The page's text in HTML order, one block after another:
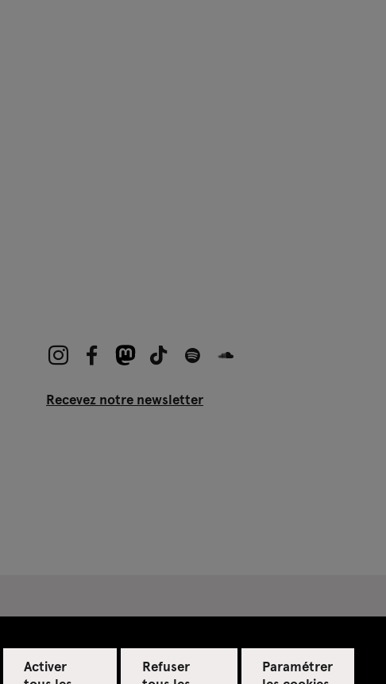
Activer
Refuser
Paramétrer
Recevez notre newsletter